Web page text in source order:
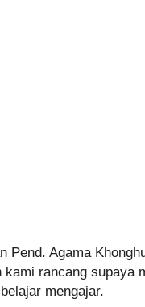
Pend. Agama
rancang supaya
mengajar.